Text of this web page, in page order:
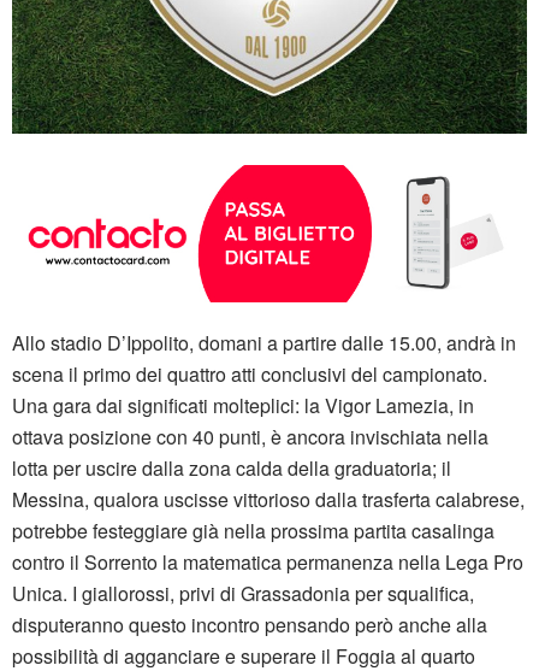
Allo stadio D’Ippolito, domani a partire dalle 15.00, andrà in
scena il primo dei quattro atti conclusivi del campionato.
Una gara dai significati molteplici: la Vigor Lamezia, in
ottava posizione con 40 punti, è ancora invischiata nella
lotta per uscire dalla zona calda della graduatoria; il
Messina, qualora uscisse vittorioso dalla trasferta calabrese,
potrebbe festeggiare già nella prossima partita casalinga
contro il Sorrento la matematica permanenza nella Lega Pro
Unica. I giallorossi, privi di Grassadonia per squalifica,
disputeranno questo incontro pensando però anche alla
possibilità di agganciare e superare il Foggia al quarto